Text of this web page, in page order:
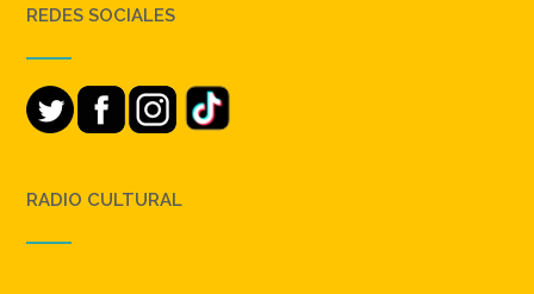
REDES SOCIALES
RADIO CULTURAL